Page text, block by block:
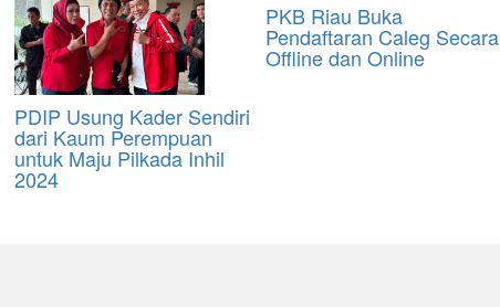
PDIP Usung Kader Sendiri
dari Kaum Perempuan
untuk Maju Pilkada Inhil
2024
PKB Riau Buka
Pendaftaran Caleg Secara
Offline dan Online